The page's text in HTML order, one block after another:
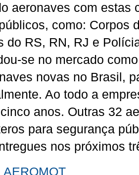
aeronaves com estas
como: Corpos
do RS, RN, RJ e
se no mercado
novas no Brasil,
Ao todo a
anos. Outras 32
para segurança
nos próximos
AEROMOT